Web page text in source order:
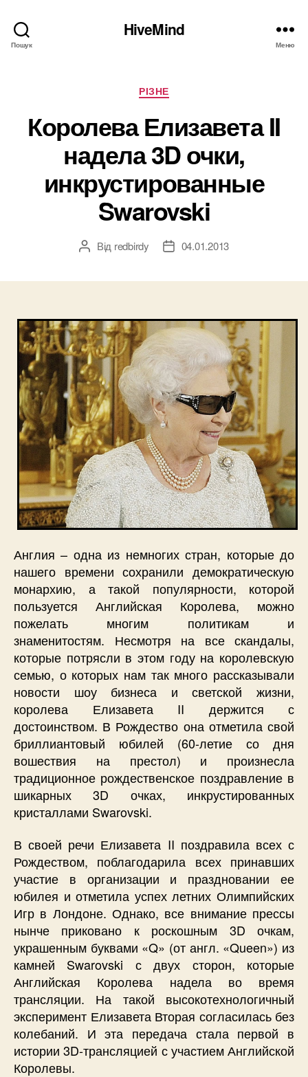
Пошук
HiveMind
Меню
Категорії
РІЗНЕ
Королева Елизавета II
надела 3D очки,
инкрустированные
Swarovski
Автор
Від redbirdy
Дата04.01.2013
Англия – одна из немногих стран, которые до
нашего времени сохранили демократическую
монархию, а такой популярности, которой
пользуется Английская Королева, можно
пожелать многим политикам и
знаменитостям. Несмотря на все скандалы,
которые потрясли в этом году на королевскую
семью, о которых нам так много рассказывали
новости шоу бизнеса и светской жизни,
королева Елизавета II держится с
достоинством. В Рождество она отметила свой
бриллиантовый юбилей (60-летие со дня
вошествия на престол) и произнесла
традиционное рождественское поздравление в
шикарных 3D очках, инкрустированных
кристаллами Swarovski.
В своей речи Елизавета II поздравила всех с
Рождеством, поблагодарила всех принавших
участие в организации и праздновании ее
юбилея и отметила успех летних Олимпийских
Игр в Лондоне. Однако, все внимание прессы
нынче приковано к роскошным 3D очкам,
украшенным буквами «Q» (от англ. «Queen») из
камней Swarovski с двух сторон, которые
Английская Королева надела во время
трансляции. На такой высокотехнологичный
эксперимент Елизавета Вторая согласилась без
колебаний. И эта передача стала первой в
истории 3D-трансляцией с участием Английской
Королевы.